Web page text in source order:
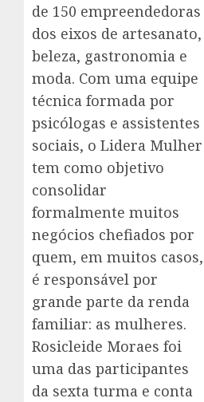
de 150 empreendedoras
dos eixos de artesanato,
beleza, gastronomia e
moda. Com uma equipe
técnica formada por
psicólogas e assistentes
sociais, o Lidera Mulher
tem como objetivo
consolidar
formalmente muitos
negócios chefiados por
quem, em muitos casos,
é responsável por
grande parte da renda
familiar: as mulheres.
Rosicleide Moraes foi
uma das participantes
da sexta turma e conta